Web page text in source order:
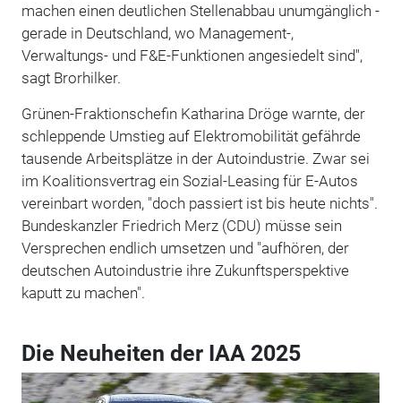
machen einen deutlichen Stellenabbau unumgänglich -
gerade in Deutschland, wo Management-,
Verwaltungs- und F&E-Funktionen angesiedelt sind",
sagt Brorhilker.
Grünen-Fraktionschefin Katharina Dröge warnte, der
schleppende Umstieg auf Elektromobilität gefährde
tausende Arbeitsplätze in der Autoindustrie. Zwar sei
im Koalitionsvertrag ein Sozial-Leasing für E-Autos
vereinbart worden, "doch passiert ist bis heute nichts".
Bundeskanzler Friedrich Merz (CDU) müsse sein
Versprechen endlich umsetzen und "aufhören, der
deutschen Autoindustrie ihre Zukunftsperspektive
kaputt zu machen".
Die Neuheiten der IAA 2025